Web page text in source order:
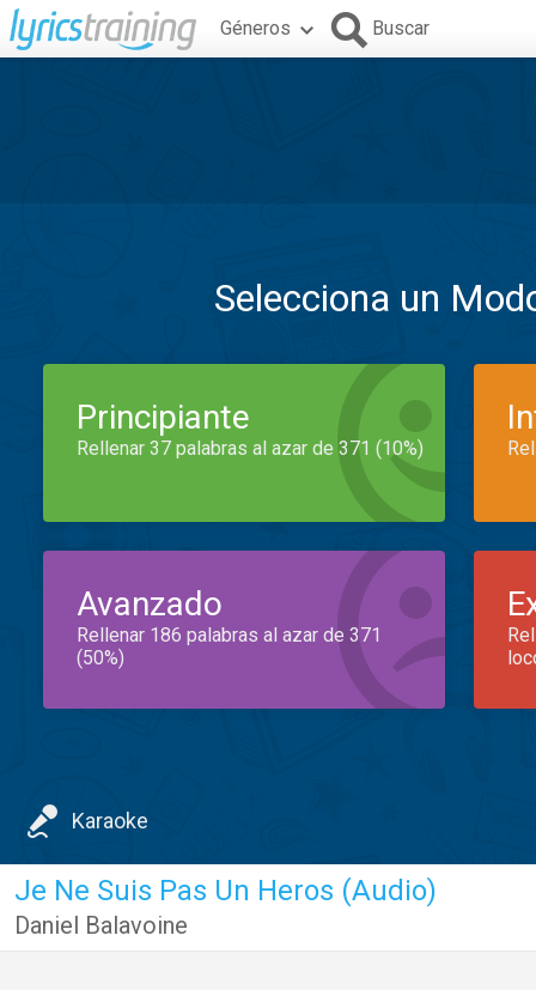
Géneros Buscar
Selecciona un
Principiante
Rellenar 37 palabras al azar de 371 (10%)
Avanzado
Rellenar 186 palabras al azar de 371
(50%)
Karaoke
Je Ne Suis Pas Un Heros (Audio)
Daniel Balavoine